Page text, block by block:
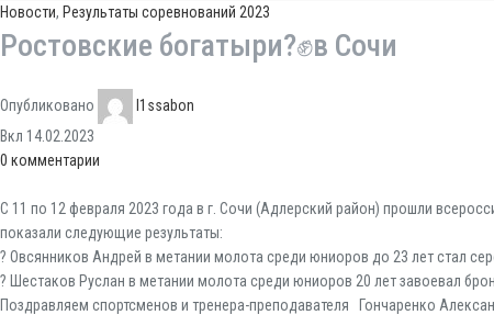
Новости, Результаты соревнований 2023
Ростовские богатыри?✊в Сочи
Опубликовано
l1ssabon
Вкл 14.02.2023
0 комментарии
С 11 по 12 февраля 2023 года в г. Сочи (Адлерский район) прошли
показали следующие результаты:
? Овсянников Андрей в метании молота среди юниоров до 23 лет стал
? Шестаков Руслан в метании молота среди юниоров 20 лет завоевал
Поздравляем спортсменов и тренера-преподавателя Гончаренко